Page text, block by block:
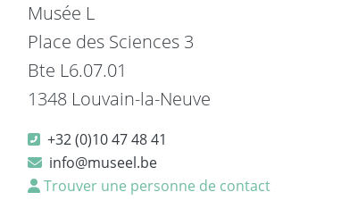
Musée L
Place des Sciences 3
Bte L6.07.01
1348 Louvain-la-Neuve
+32 (0)10 47 48 41
info@museel.be
Trouver une personne de contact